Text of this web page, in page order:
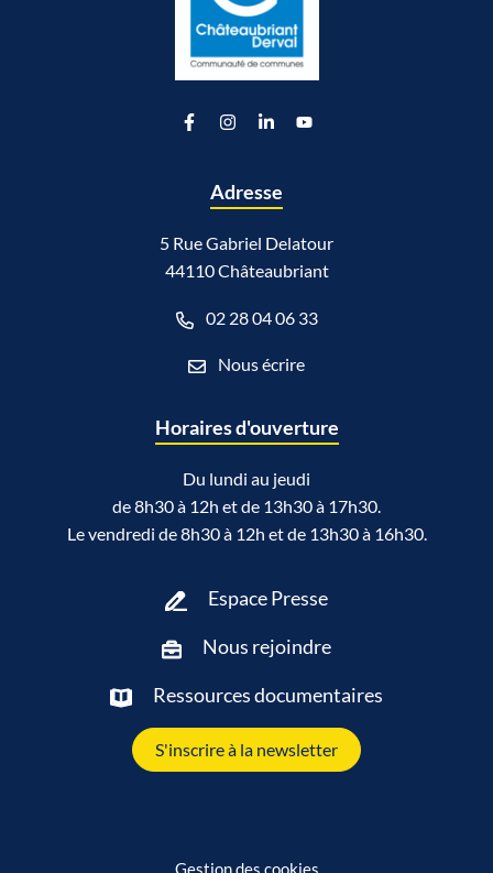
Lien vers le compte Facebook
Lien vers le compte Instagram
Lien vers le compte Linkedin
Lien vers la chaîne
Adresse
5 Rue Gabriel Delatour
44110 Châteaubriant
02 28 04 06 33
Nous écrire
Horaires d'ouverture
Du lundi au jeudi
de 8h30 à 12h et de 13h30 à 17h30.
Le vendredi de 8h30 à 12h et de 13h30 à 16h30.
Espace Presse
Nous rejoindre
Ressources documentaires
S'inscrire à la newsletter
Gestion des cookies